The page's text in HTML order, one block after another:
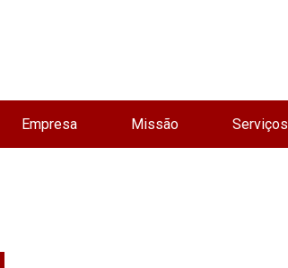
Empresa Missão Serviços